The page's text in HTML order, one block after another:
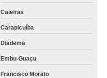
Caieiras
Carapicuíba
Diadema
Embu-Guaçu
Francisco Morato